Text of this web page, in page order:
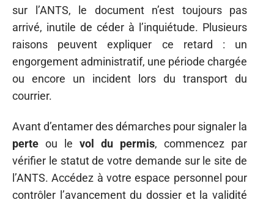
sur l’ANTS, le document n’est toujours pas
arrivé, inutile de céder à l’inquiétude. Plusieurs
raisons peuvent expliquer ce retard : un
engorgement administratif, une période chargée
ou encore un incident lors du transport du
courrier.
Avant d’entamer des démarches pour signaler la
perte ou le vol du permis, commencez par
vérifier le statut de votre demande sur le site de
l’ANTS. Accédez à votre espace personnel pour
contrôler l’avancement du dossier et la validité